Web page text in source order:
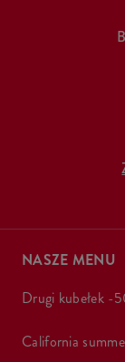
NASZE MENU
drugi kubełek -
california